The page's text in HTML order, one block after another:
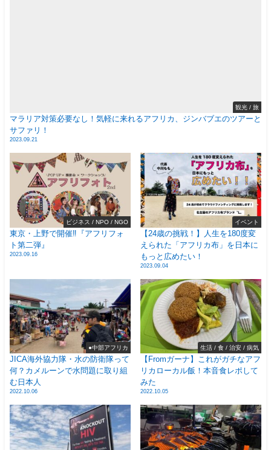
観光 / 旅
マラリア対策必要なし！気軽に来れるアフリカ、ジンバブエのツアーと
サファリ！
2023.09.21
ビジネス / NPO / NGO
東京・上野で開催‼️『アフリフォ
ト第二弾』
2023.09.16
イベント
【24歳の挑戦！】人生を180度変
えられた「アフリカ布」を日本に
もっと広めたい！
2023.09.04
●中部アフリカ
JICA海外協力隊・水の防衛隊って
何？カメルーンで水問題に取り組
む日本人
2022.10.06
生活 / 食 / 治安 / 病気
【Fromガーナ】これがガチなアフ
リカローカル飯！本音食レポして
みた
2022.10.05